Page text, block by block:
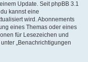
Update. Seit phpBB 3.1
kannst eine
wird. Abonnements
eines Themas oder eines
für Lesezeichen und
„Benachrichtigungen